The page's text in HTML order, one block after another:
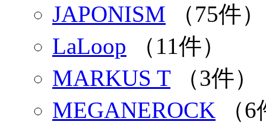
JAPONISM （75件）
LaLoop （11件）
MARKUS T（3件）
MEGANEROCK （